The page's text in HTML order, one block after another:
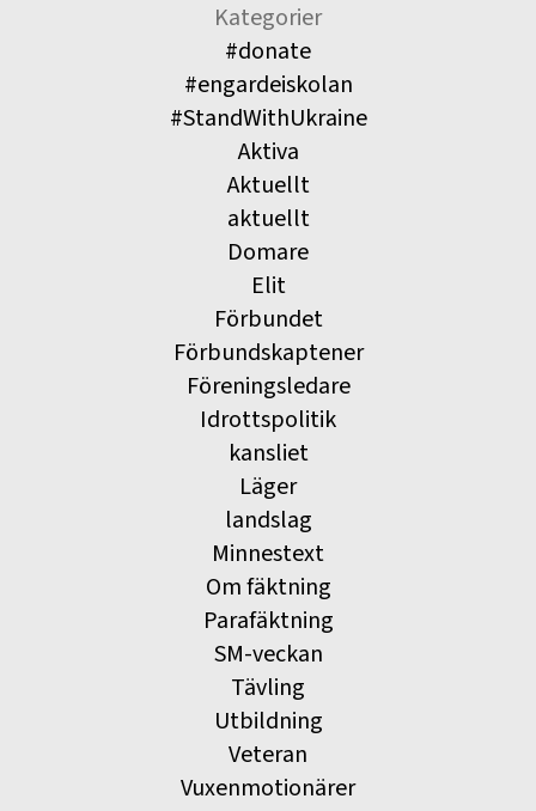
Kategorier
#donate
#engardeiskolan
#StandWithUkraine
Aktiva
Aktuellt
aktuellt
Domare
Elit
Förbundet
Förbundskaptener
Föreningsledare
Idrottspolitik
kansliet
Läger
landslag
Minnestext
Om fäktning
Parafäktning
SM-veckan
Tävling
Utbildning
Veteran
Vuxenmotionärer